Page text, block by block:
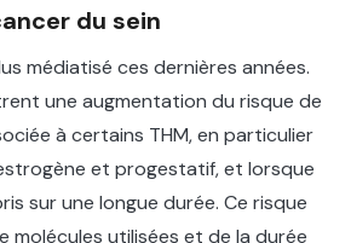
du sein
médiatisé ces dernières années.
une augmentation du risque de
à certains THM, en particulier
et progestatif, et lorsque
sur une longue durée. Ce risque
molécules utilisées et de la durée